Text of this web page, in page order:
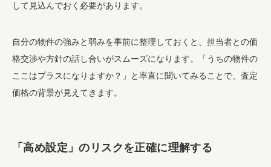
して見込んでおく必要があります。
自分の物件の強みと弱みを事前に整理しておくと、担当者との価
格交渉や方針の話し合いがスムーズになります。「うちの物件の
ここはプラスになりますか？」と率直に聞いてみることで、査定
価格の背景が見えてきます。
「高め設定」のリスクを正確に理解する